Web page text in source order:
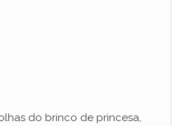
do brinco de princesa,